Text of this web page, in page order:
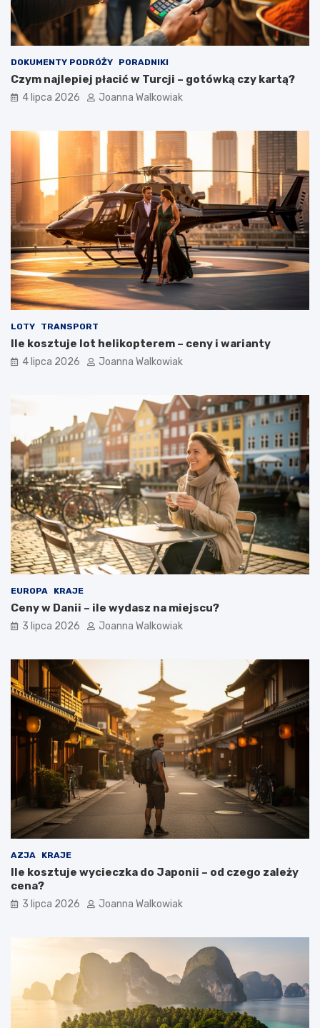
DOKUMENTY PODRÓŻY PORADNIKI
Czym najlepiej płacić w Turcji – gotówką czy kartą?
4 lipca 2026 Joanna Walkowiak
LOTY TRANSPORT
Ile kosztuje lot helikopterem – ceny i warianty
4 lipca 2026 Joanna Walkowiak
EUROPA KRAJE
Ceny w Danii – ile wydasz na miejscu?
3 lipca 2026 Joanna Walkowiak
AZJA KRAJE
Ile kosztuje wycieczka do Japonii – od czego zależy
cena?
3 lipca 2026 Joanna Walkowiak